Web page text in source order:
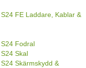
FE Laddare, Kablar &
Fodral
Skal
Skärmskydd &